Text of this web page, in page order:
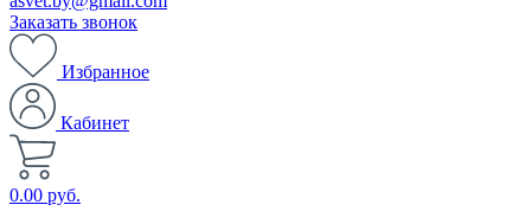
Заказать звонок
Избранное
Кабинет
0.00 руб.